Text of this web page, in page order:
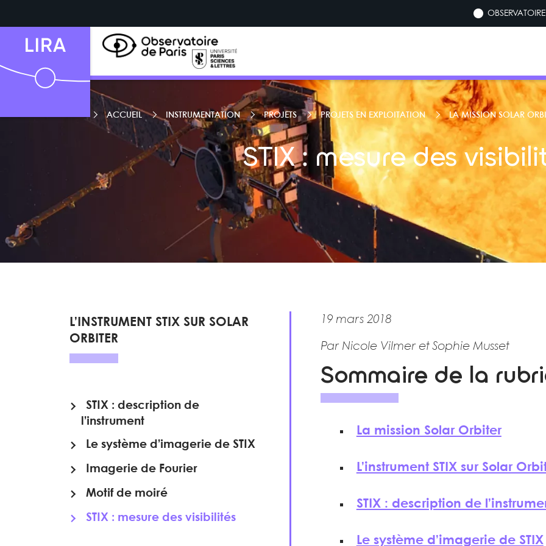
ACCUEIL INSTRUMENTATION PROJETS PROJETS EN EXPLOITATION LA MISSION SOLAR
STIX : mesure des
19 mars 2018
Par Nicole Vilmer et Sophie Musset
Sommaire de la
La mission Solar Orbiter
L’instrument STIX sur Solar
STIX : description de
Le système d’imagerie de STIX
L’INSTRUMENT STIX SUR SOLAR
ORBITER
STIX : description de
l’instrument
Le système d’imagerie de STIX
Imagerie de Fourier
Motif de moiré
STIX : mesure des visibilités